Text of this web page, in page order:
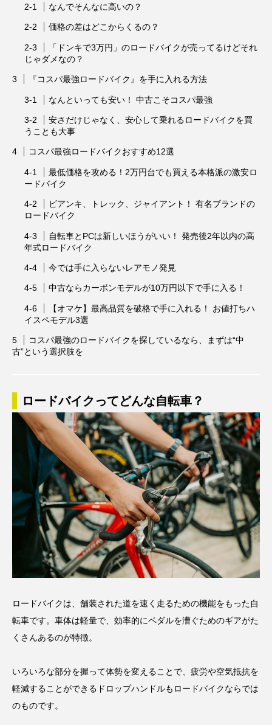
なんでそんなに高いの？
価格の差はどこからくるの？
「ドンキで3万円」のロードバイクが売ってるけどそれ
じゃダメなの？
『コスパ最強ロードバイク』を手に入れる方法
なんといっても安い！ 中古こそコスパ最強
安さだけじゃなく、安心して乗れるロードバイクを買
うことも大事
コスパ最強ロードバイクおすすめ12選
最低価格を攻める！2万円台でも買える本格派の激安ロ
ードバイク
ビアンキ、トレック、ジャイアント！ 有名ブランドの
ロードバイク
自転車とPCは新しいほうがいい！ 発売後2年以内の高
年式ロードバイク
今では手に入らないレアモノ発見
中古ならカーボンモデルが10万円以下で手に入る！
【オマケ】最高品質を破格で手に入れる！ お値打ちハ
イスペモデル3選
コスパ最強のロードバイクを探しているなら、まずは“中
古”という選択肢を
ロードバイクってどんな自転車？
ロードバイクは、舗装された道を速く走るための機能をもった自
転車です。車体は軽量で、効率的にペダルを漕ぐためのギアがた
くさんあるのが特徴。
いろいろな部分を握って体勢を変えることで、疲労や空気抵抗を
軽減することができるドロップハンドルもロードバイクならでは
のものです。